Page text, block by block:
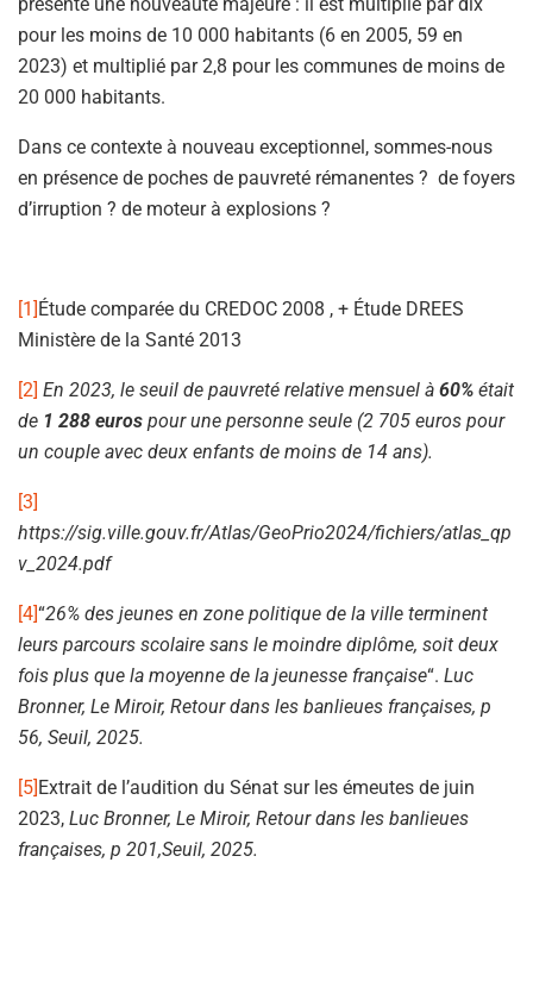
pour les moins de 10 000 habitants (6 en 2005, 59 en
2023) et multiplié par 2,8 pour les communes de moins de
20 000 habitants.
Dans ce contexte à nouveau exceptionnel, sommes-nous
en présence de poches de pauvreté rémanentes ? de foyers
d’irruption ? de moteur à explosions ?
[1]Étude comparée du CREDOC 2008 , + Étude DREES
Ministère de la Santé 2013
[2] En 2023, le seuil de pauvreté relative mensuel à 60% était
de 1 288 euros pour une personne seule (2 705 euros pour
un couple avec deux enfants de moins de 14 ans).
[3]
https://sig.ville.gouv.fr/Atlas/GeoPrio2024/fichiers/atlas_qp
v_2024.pdf
[4]“26% des jeunes en zone politique de la ville terminent
leurs parcours scolaire sans le moindre diplôme, soit deux
fois plus que la moyenne de la jeunesse française“. Luc
Bronner, Le Miroir, Retour dans les banlieues françaises, p
56, Seuil, 2025.
[5]Extrait de l’audition du Sénat sur les émeutes de juin
2023, Luc Bronner, Le Miroir, Retour dans les banlieues
françaises, p 201,Seuil, 2025.